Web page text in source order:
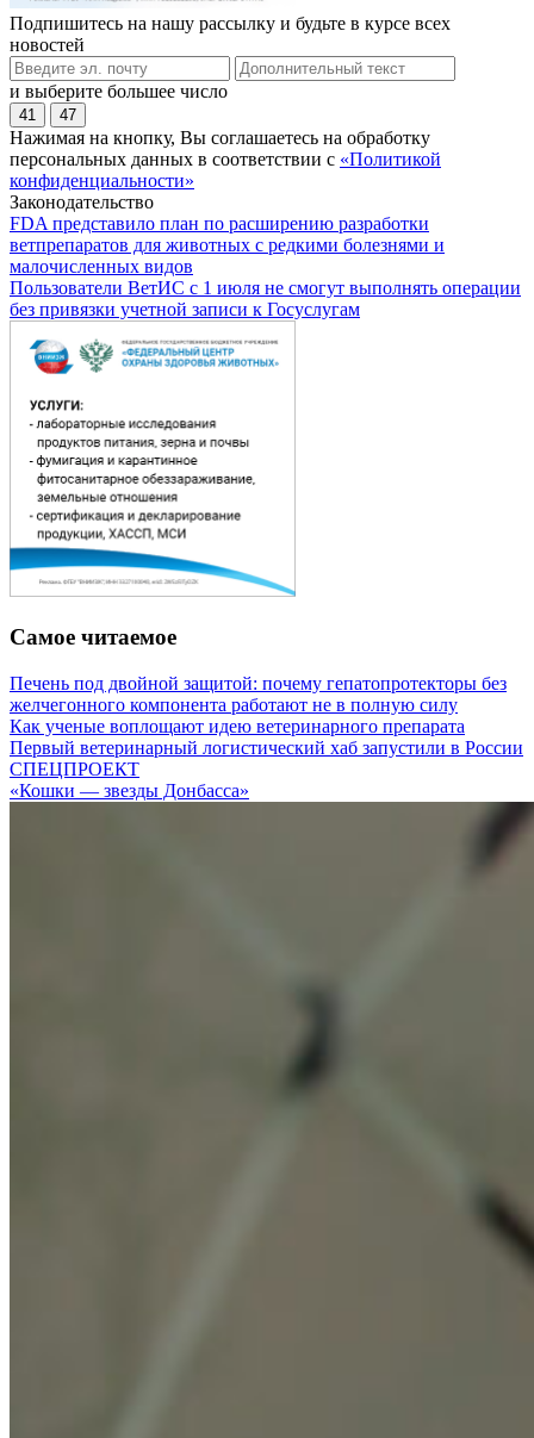
Подпишитесь на нашу рассылку и будьте в курсе всех
новостей
и выберите большее число
41 47
Нажимая на кнопку, Вы соглашаетесь на обработку
персональных данных в соответствии с «Политикой
конфиденциальности»
Законодательство
FDA представило план по расширению разработки
ветпрепаратов для животных с редкими болезнями и
малочисленных видов
Пользователи ВетИС с 1 июля не смогут выполнять операции
без привязки учетной записи к Госуслугам
Самое читаемое
Печень под двойной защитой: почему гепатопротекторы без
желчегонного компонента работают не в полную силу
Как ученые воплощают идею ветеринарного препарата
Первый ветеринарный логистический хаб запустили в России
СПЕЦПРОЕКТ
«Кошки — звезды Донбасса»